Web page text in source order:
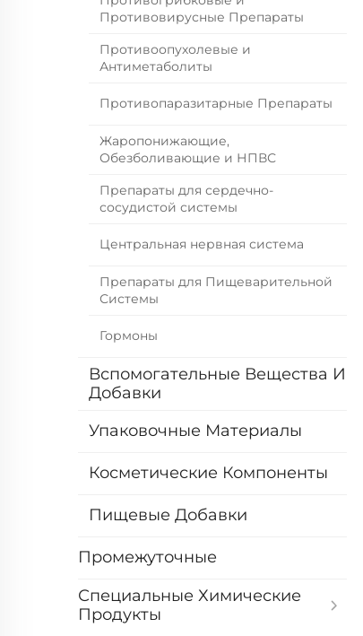
Противовирусные Препараты
Противоопухолевые и
Антиметаболиты
Противопаразитарные Препараты
Жаропонижающие,
Обезболивающие и НПВС
Препараты для сердечно-
сосудистой системы
Центральная нервная система
Препараты для Пищеварительной
Системы
Гормоны
Вспомогательные Вещества И
Добавки
Упаковочные Материалы
Косметические Компоненты
Пищевые Добавки
Промежуточные
Специальные Химические
Продукты